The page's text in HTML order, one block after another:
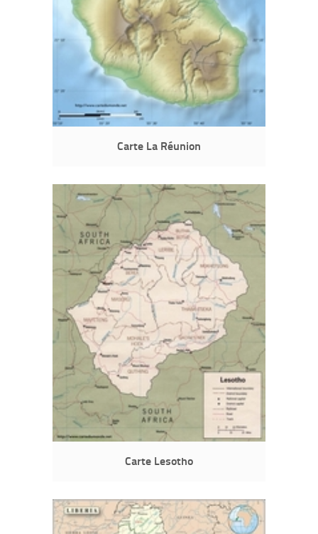
Carte La Réunion
Carte Lesotho